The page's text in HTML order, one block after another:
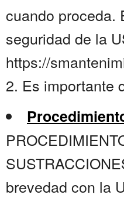
cuando proceda.
seguridad de la
https://
2. Es importante
brevedad con la